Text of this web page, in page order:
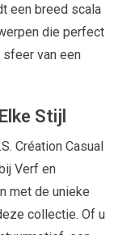
een breed scala
die perfect
van een
Stijl
Création Casual
Verf en
met de unieke
collectie. Of u